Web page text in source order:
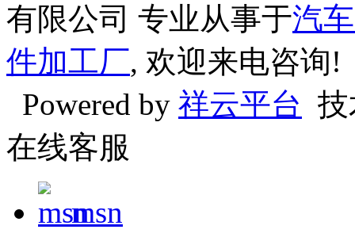
有限公司 专业从事于汽
件加工厂, 欢迎来电咨询!
Powered by 祥云平台
在线客服
msn